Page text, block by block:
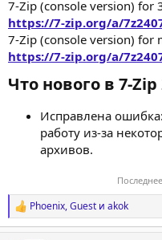
7-Zip (console version) for
https://7-zip.org/a/
7-Zip (console version) for
https://7-zip.org/a/
Что нового в 7-Zip
Исправлена
работу из-за
архивов.
Р
е
Phoenix,Guest и akok